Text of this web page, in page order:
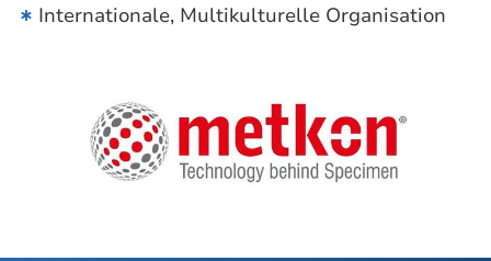
Internationale, Multikulturelle Organisation